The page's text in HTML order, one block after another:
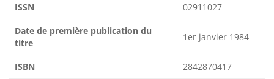
ISSN 02911027
Date de première publication du
titre
1er janvier 1984
ISBN 2842870417